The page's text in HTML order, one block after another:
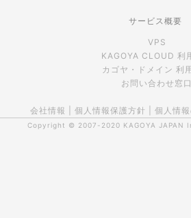
サービス概要
VPS
KAGOYA CLOUD 利
カゴヤ・ドメイン 利
お問い合わせ窓口
会社情報 個人情報保護方針 個人情
Copyright © 2007-2020 KAGOYA JAPAN